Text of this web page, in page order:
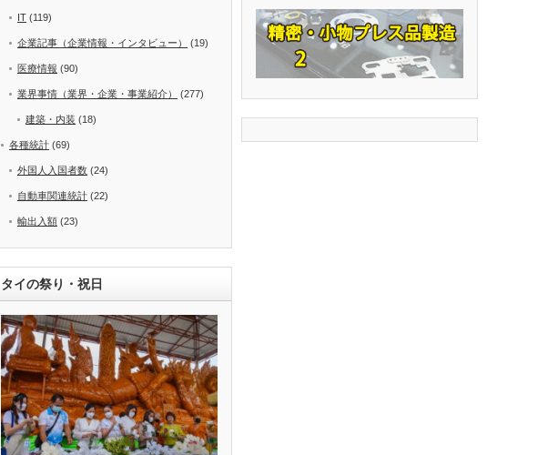
IT (119)
企業記事（企業情報・インタビュー） (19)
医療情報 (90)
業界事情（業界・企業・事業紹介） (277)
建築・内装 (18)
各種統計 (69)
外国人入国者数 (24)
自動車関連統計 (22)
輸出入額 (23)
タイの祭り・祝日